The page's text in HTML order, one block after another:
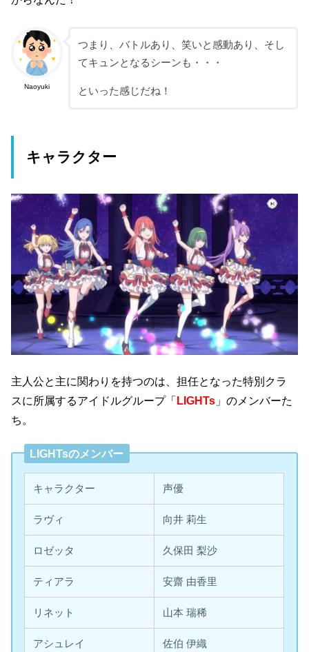
Naoyuki
つまり、バトルあり、笑いと感動あり、そし
てキュンとなるシーンも・・・
といった感じだね！
キャラクター
主人公と主に関わりを持つのは、担任となった特別クラ
スに所属するアイドルグループ「LIGHTs 」のメンバーた
ち。
LIGHTsのメンバー
キャラクター 声優
ラヴィ 向井 莉生
ロゼッタ 久保田 梨沙
ティアラ 安齋 由香里
リネット 山本 瑞稀
アシュレイ 佐伯 伊織